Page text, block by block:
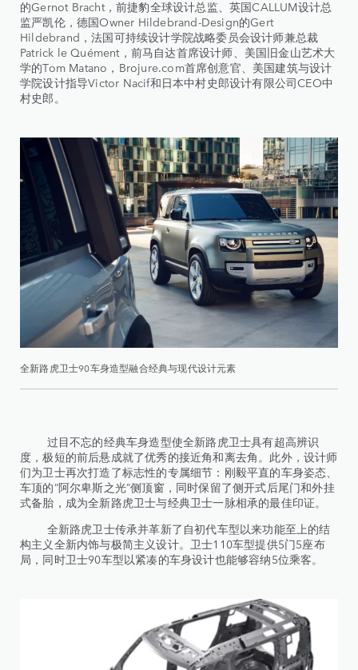
的Gernot Bracht，前捷豹全球设计总监、英国CALLUM设计总
监严凯伦，德国Owner Hildebrand-Design的Gert
Hildebrand，法国可持续设计学院战略委员会设计师兼总裁
Patrick le Quément，前马自达首席设计师、美国旧金山艺术大
学的Tom Matano，Brojure.com首席创意官、美国建筑与设计
学院设计指导Victor Nacif和日本中村史郎设计有限公司CEO中
村史郎。
全新路虎卫士90车身造型融合经典与现代设计元素
过目不忘的经典车身造型使全新路虎卫士具有超高辨识
度，极短的前后悬成就了优秀的接近角和离去角。此外，设计师
们为卫士再次打造了标志性的专属细节：刚毅平直的车身姿态、
车顶的“阿尔卑斯之光”侧顶窗，同时保留了侧开式后尾门和外挂
式备胎，成为全新路虎卫士与经典卫士一脉相承的最佳印证。
全新路虎卫士传承并革新了自初代车型以来功能至上的结
构主义全新内饰与极简主义设计。卫士110车型提供5门5座布
局，同时卫士90车型以紧凑的车身设计也能够容纳5位乘客。